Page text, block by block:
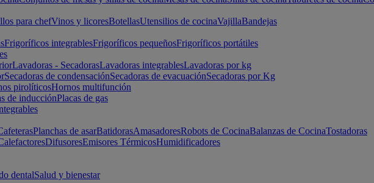
para chefVinos y licoresBotellasUtensilios de cocinaVajillaBandejas
Frigoríficos integrablesFrigoríficos pequeñosFrigoríficos portátiles
Lavadoras - SecadorasLavadoras integrablesLavadoras por kg
Secadoras de condensaciónSecadoras de evacuaciónSecadoras por Kg
pirolíticosHornos multifunción
de inducciónPlacas de gas
Planchas de asarBatidorasAmasadoresRobots de CocinaBalanzas de CocinaTostadoras
DifusoresEmisores TérmicosHumidificadores
dentalSalud y bienestar